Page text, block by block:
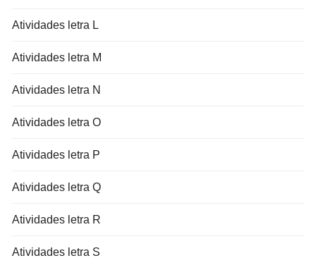
Atividades letra L
Atividades letra M
Atividades letra N
Atividades letra O
Atividades letra P
Atividades letra Q
Atividades letra R
Atividades letra S